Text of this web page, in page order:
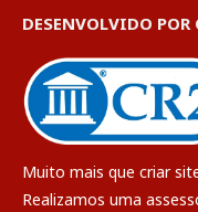
DESENVOLVIDO POR
Muito mais que criar
Realizamos uma